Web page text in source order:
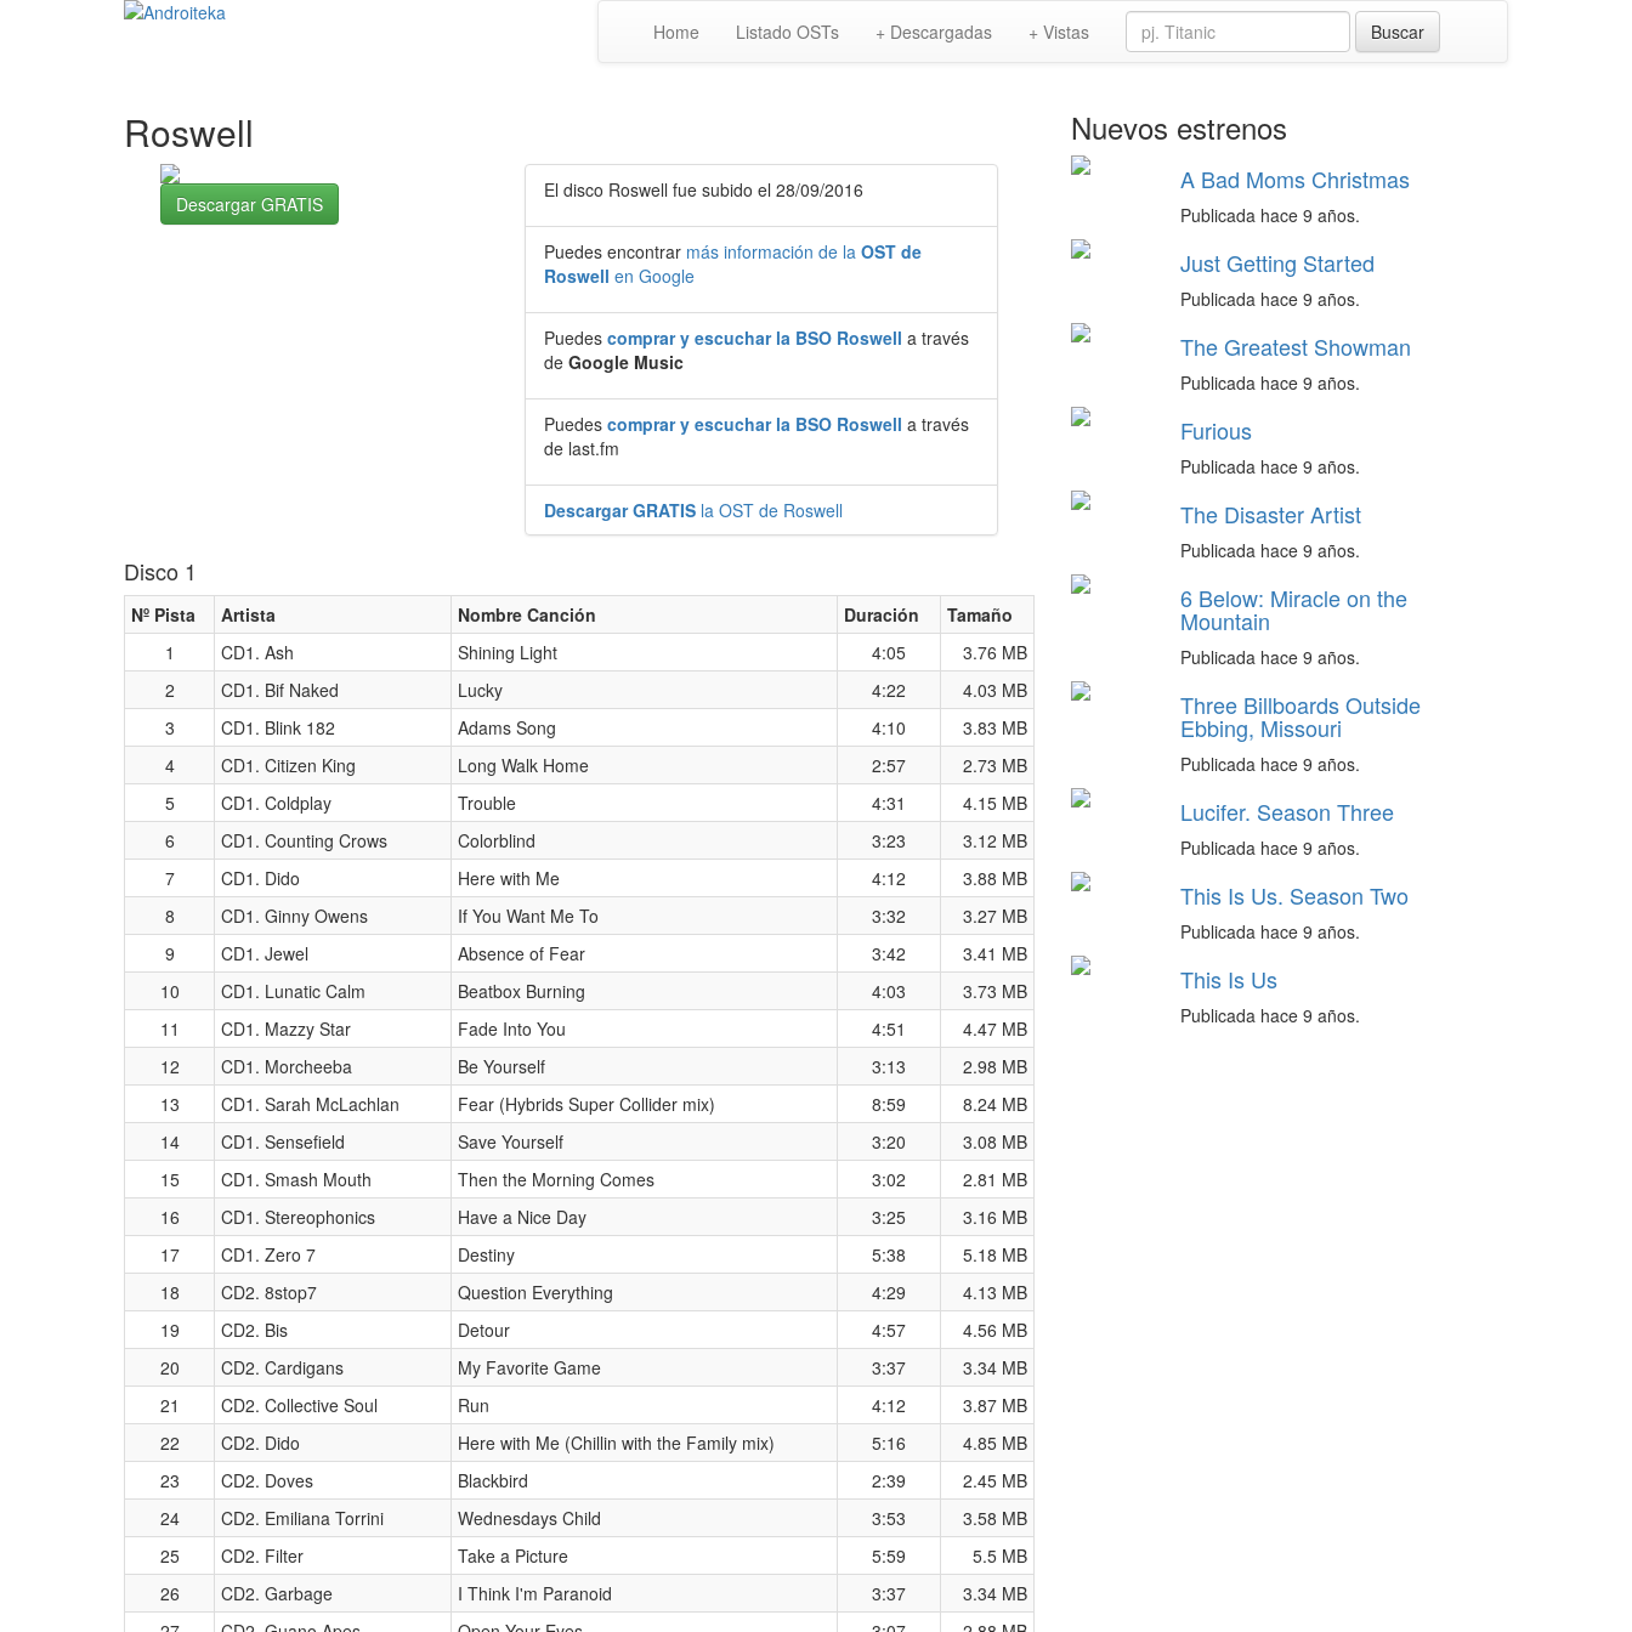
Home Listado OSTs + Descargadas + Vistas
Roswell
Descargar GRATIS
El disco Roswell fue subido el 28/09/2016
Puedes encontrar más información de la OST de
Roswell en Google
Puedes comprar y escuchar la BSO Roswell a través
de Google Music
Puedes comprar y escuchar la BSO Roswell a través
de last.fm
Descargar GRATIS la OST de Roswell
Disco 1
Nº Pista Artista Nombre Canción Duración
Tamaño
1
CD1. Ash Shining Light 4:05
3.76 MB
2
CD1. Bif Naked Lucky 4:22
4.03 MB
3
CD1. Blink 182 Adams Song 4:10
3.83 MB
4
CD1. Citizen King Long Walk Home 2:57
2.73 MB
5
CD1. Coldplay Trouble 4:31
4.15 MB
6
CD1. Counting Crows Colorblind 3:23
3.12 MB
7
CD1. Dido Here with Me 4:12
3.88 MB
8
CD1. Ginny Owens If You Want Me To 3:32
3.27 MB
9
CD1. Jewel Absence of Fear 3:42
3.41 MB
10
CD1. Lunatic Calm Beatbox Burning 4:03
3.73 MB
11
CD1. Mazzy Star Fade Into You 4:51
4.47 MB
12
CD1. Morcheeba Be Yourself 3:13
2.98 MB
13
CD1. Sarah McLachlan Fear (Hybrids Super Collider mix) 8:59
8.24 MB
14
CD1. Sensefield Save Yourself 3:20
3.08 MB
15
CD1. Smash Mouth Then the Morning Comes 3:02
2.81 MB
16
CD1. Stereophonics Have a Nice Day 3:25
3.16 MB
17
CD1. Zero 7 Destiny 5:38
5.18 MB
18
CD2. 8stop7 Question Everything 4:29
4.13 MB
19
CD2. Bis Detour 4:57
4.56 MB
20
CD2. Cardigans My Favorite Game 3:37
3.34 MB
21
CD2. Collective Soul Run 4:12
3.87 MB
22
CD2. Dido Here with Me (Chillin with the Family mix) 5:16
4.85 MB
23
CD2. Doves Blackbird 2:39
2.45 MB
24
CD2. Emiliana Torrini Wednesdays Child 3:53
3.58 MB
25
CD2. Filter Take a Picture 5:59
5.5 MB
26
CD2. Garbage I Think I'm Paranoid 3:37
3.34 MB
Nuevos estrenos
A Bad Moms Christmas
Publicada hace 9 años.
Just Getting Started
Publicada hace 9 años.
The Greatest Showman
Publicada hace 9 años.
Furious
Publicada hace 9 años.
The Disaster Artist
Publicada hace 9 años.
6 Below: Miracle on the
Mountain
Publicada hace 9 años.
Three Billboards Outside
Ebbing, Missouri
Publicada hace 9 años.
Lucifer. Season Three
Publicada hace 9 años.
This Is Us. Season Two
Publicada hace 9 años.
This Is Us
Publicada hace 9 años.